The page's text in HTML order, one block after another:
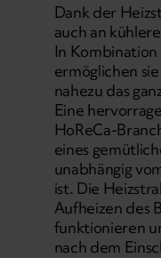
Dank der
auch an
In
ermöglichen
nahezu das
Eine
HoReCa-
eines
unabhängig
ist. Die
Aufheizen des
funktionieren
nach dem